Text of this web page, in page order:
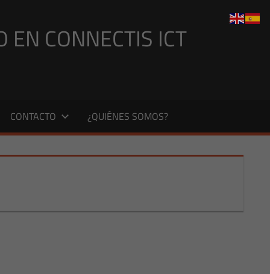
EN CONNECTIS ICT
CONTACTO ¿QUIÉNES SOMOS?